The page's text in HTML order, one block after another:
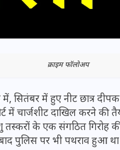
क्राइम फॉलोअप
सितंबर में हुए नीट छात्र
में चार्जशीट दाखिल करने की
के एक संगठित गिरोह
पुलिस पर भी पथराव हुआ